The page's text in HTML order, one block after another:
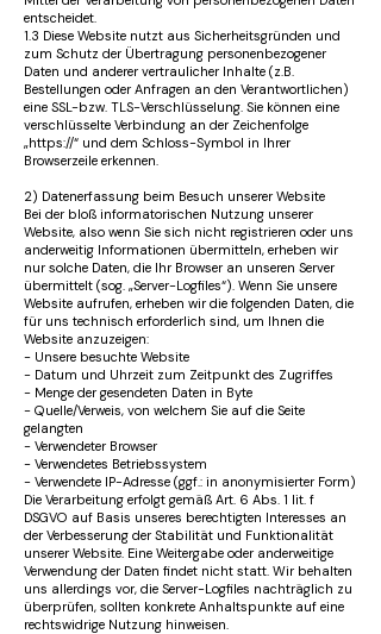
entscheidet.
1.3 Diese Website nutzt aus Sicherheitsgründen und
zum Schutz der Übertragung personenbezogener
Daten und anderer vertraulicher Inhalte (z.B.
Bestellungen oder Anfragen an den Verantwortlichen)
eine SSL-bzw. TLS-Verschlüsselung. Sie können eine
verschlüsselte Verbindung an der Zeichenfolge
„https://“ und dem Schloss-Symbol in Ihrer
Browserzeile erkennen.
2) Datenerfassung beim Besuch unserer Website
Bei der bloß informatorischen Nutzung unserer
Website, also wenn Sie sich nicht registrieren oder uns
anderweitig Informationen übermitteln, erheben wir
nur solche Daten, die Ihr Browser an unseren Server
übermittelt (sog. „Server-Logfiles“). Wenn Sie unsere
Website aufrufen, erheben wir die folgenden Daten, die
für uns technisch erforderlich sind, um Ihnen die
Website anzuzeigen:
- Unsere besuchte Website
- Datum und Uhrzeit zum Zeitpunkt des Zugriffes
- Menge der gesendeten Daten in Byte
- Quelle/Verweis, von welchem Sie auf die Seite
gelangten
- Verwendeter Browser
- Verwendetes Betriebssystem
- Verwendete IP-Adresse (ggf.: in anonymisierter Form)
Die Verarbeitung erfolgt gemäß Art. 6 Abs. 1 lit. f
DSGVO auf Basis unseres berechtigten Interesses an
der Verbesserung der Stabilität und Funktionalität
unserer Website. Eine Weitergabe oder anderweitige
Verwendung der Daten findet nicht statt. Wir behalten
uns allerdings vor, die Server-Logfiles nachträglich zu
überprüfen, sollten konkrete Anhaltspunkte auf eine
rechtswidrige Nutzung hinweisen.